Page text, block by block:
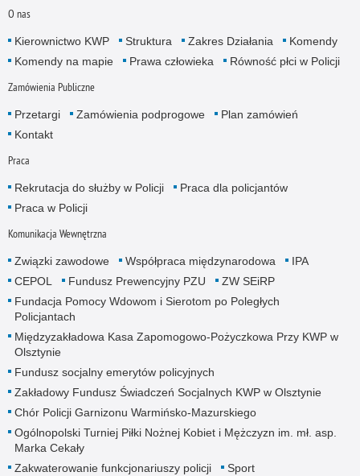
O nas
Kierownictwo KWP Struktura Zakres Działania
Komendy
Komendy na mapie
Prawa człowieka Równość płci w Policji
Zamówienia Publiczne
Przetargi Zamówienia podprogowe
Plan zamówień
Kontakt
Praca
Rekrutacja do służby w Policji
Praca dla policjantów
Praca w Policji
Komunikacja Wewnętrzna
Związki zawodowe Współpraca międzynarodowa
IPA
CEPOL
Fundusz Prewencyjny PZU
ZW SEiRP
Fundacja Pomocy Wdowom i Sierotom po Poległych
Policjantach
Międzyzakładowa Kasa Zapomogowo-Pożyczkowa Przy KWP w
Olsztynie
Fundusz socjalny emerytów policyjnych
Zakładowy Fundusz Świadczeń Socjalnych KWP w Olsztynie
Chór Policji Garnizonu Warmińsko-Mazurskiego
Ogólnopolski Turniej Piłki Nożnej Kobiet i Mężczyzn im. mł. asp.
Marka Cekały
Zakwaterowanie funkcjonariuszy policji
Sport